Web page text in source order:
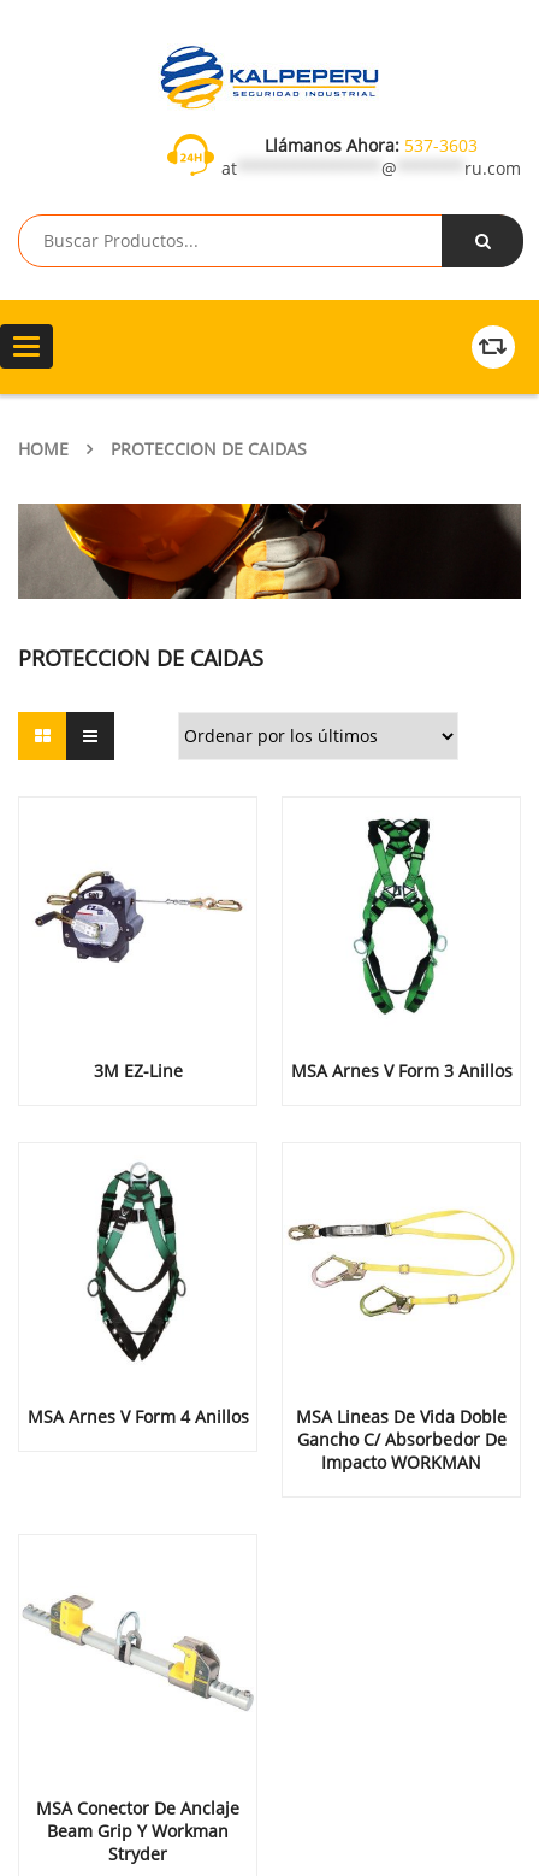
Llámanos Ahora: 537-3603
at
@ ru.com
Toggle
navigation
HOME PROTECCION DE CAIDAS
PROTECCION DE CAIDAS
3M EZ-Line MSA Arnes V Form 3 Anillos
MSA Arnes V Form 4 Anillos
MSA Lineas De Vida Doble
Gancho C/ Absorbedor De
Impacto WORKMAN
MSA Conector De Anclaje
Beam Grip Y Workman
Stryder